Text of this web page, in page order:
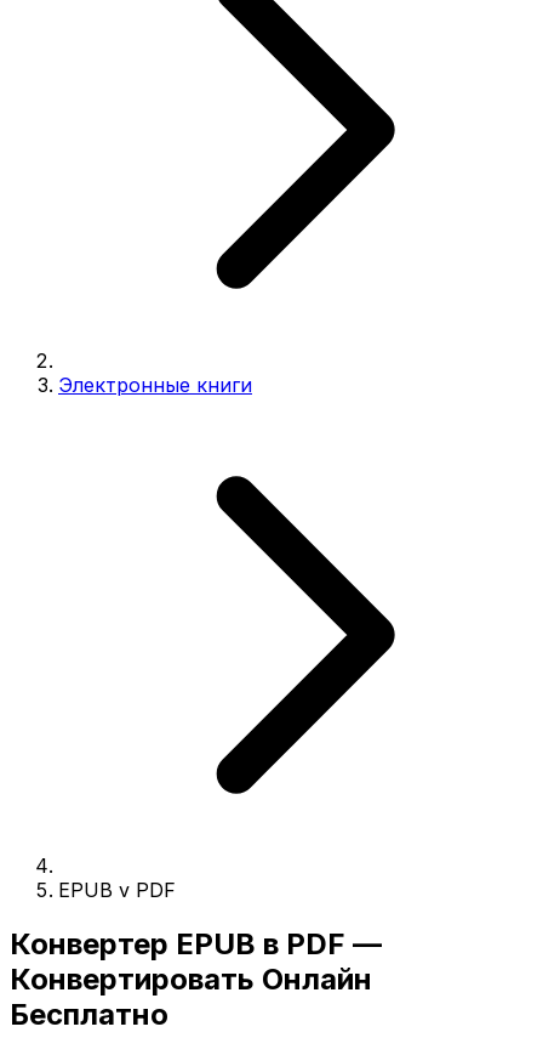
Электронные книги
EPUB v PDF
Конвертер EPUB в PDF —
Конвертировать Онлайн
Бесплатно